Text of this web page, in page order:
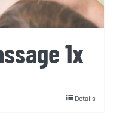
1x
Details